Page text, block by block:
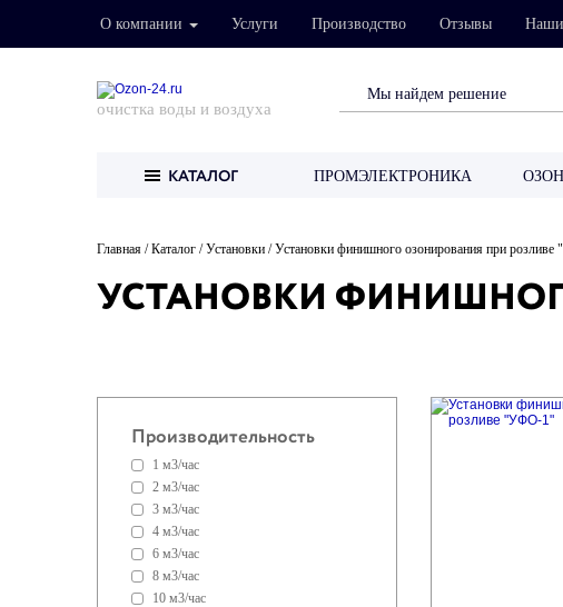
О компании Услуги Производство Отзывы Наши
очистка воды и воздуха
КАТАЛОГ ПРОМЭЛЕКТРОНИКА
Главная Каталог Установки Установки финишного озонирования при
УСТАНОВКИ
Производительность
1 м3/час
2 м3/час
3 м3/час
4 м3/час
6 м3/час
8 м3/час
10 м3/час